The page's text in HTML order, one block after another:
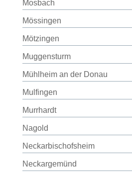
Mosbach
Mössingen
Mötzingen
Muggensturm
Mühlheim an der Donau
Mulfingen
Murrhardt
Nagold
Neckarbischofsheim
Neckargemünd